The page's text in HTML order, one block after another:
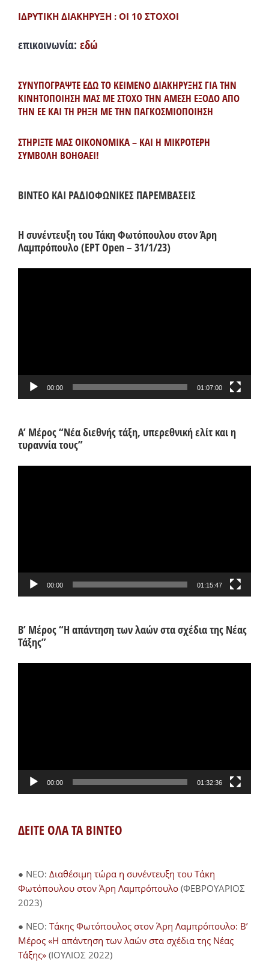
ΙΔΡΥΤΙΚΗ ΔΙΑΚΗΡΥΞΗ : ΟΙ 10 ΣΤΟΧΟΙ
επικοινωνία: εδώ
ΣΥΝΥΠΟΓΡΑΨΤΕ ΕΔΩ ΤΟ ΚΕΙΜΕΝΟ ΔΙΑΚΗΡΥΞΗΣ ΓΙΑ ΤΗΝ
ΚΙΝΗΤΟΠΟΙΗΣΗ ΜΑΣ ΜΕ ΣΤΟΧΟ ΤΗΝ ΑΜΕΣΗ ΕΞΟΔΟ ΑΠΟ
ΤΗΝ ΕΕ ΚΑΙ ΤΗ ΡΗΞΗ ΜΕ ΤΗΝ ΠΑΓΚΟΣΜΙΟΠΟΙΗΣΗ
ΣΤΗΡΙΞΤΕ ΜΑΣ ΟΙΚΟΝΟΜΙΚΑ – ΚΑΙ Η ΜΙΚΡΟΤΕΡΗ
ΣΥΜΒΟΛΗ ΒΟΗΘΑΕΙ!
ΒΙΝΤΕΟ ΚΑΙ ΡΑΔΙΟΦΩΝΙΚΕΣ ΠΑΡΕΜΒΑΣΕΙΣ
Η συνέντευξη του Τάκη Φωτόπουλου στον Άρη
Λαμπρόπουλο (ΕΡΤ Open – 31/1/23)
00:00 01:07:00
Α’ Μέρος “Νέα διεθνής τάξη, υπερεθνική ελίτ και η
τυραννία τους”
00:00 01:15:47
Β’ Μέρος “Η απάντηση των λαών στα σχέδια της Νέας
Τάξης”
00:00 01:32:36
ΔΕΙΤΕ ΟΛΑ ΤΑ ΒΙΝΤΕΟ
● NEO: Διαθέσιμη τώρα η συνέντευξη του Τάκη
Φωτόπουλου στον Άρη Λαμπρόπουλο (ΦΕΒΡΟΥΑΡΙΟΣ
2023)
● NEO: Τάκης Φωτόπουλος στον Άρη Λαμπρόπουλο: Β’
Μέρος «Η απάντηση των λαών στα σχέδια της Νέας
Τάξης» (ΙΟΥΛΙΟΣ 2022)